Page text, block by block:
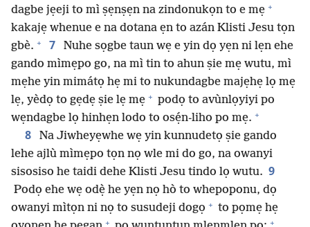
dagbe jẹeji to mì ṣẹnṣẹn na zindonukọn to e mẹ +
kakajẹ whenue e na dotana ẹn to azán Klisti Jesu tọn
gbè. + 7
Nuhe sọgbe taun wẹ e yin dọ yẹn ni lẹn ehe
gando mìmẹpo go, na mì tin to ahun ṣie mẹ wutu, mì
mẹhe yin mimátọ hẹ mi to nukundagbe majẹhẹ lọ mẹ
lẹ, yèdọ to gẹdẹ ṣie lẹ mẹ + podọ to avùnlọyiyi po
wẹndagbe lọ hinhẹn lodo to osẹ́n-liho po mẹ. +
8
Na Jiwheyẹwhe wẹ yin kunnudetọ ṣie gando
lehe ajlù mìmẹpo tọn nọ wle mi do go, na owanyi
sisosiso he taidi dehe Klisti Jesu tindo lọ wutu. 9
Podọ ehe wẹ odẹ̀ he yẹn nọ hò to whepoponu, dọ
owanyi mìtọn ni nọ to susudeji dogọ + to pọmẹ hẹ
+ +